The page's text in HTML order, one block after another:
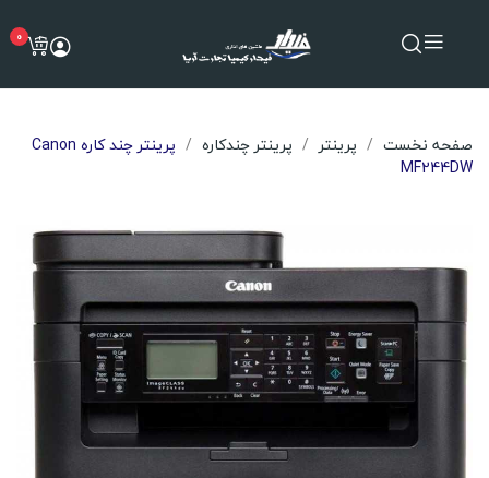
0
صفحه نخست پرینتر پرینتر چندکاره
پرینتر چند کاره Canon
MF244DW